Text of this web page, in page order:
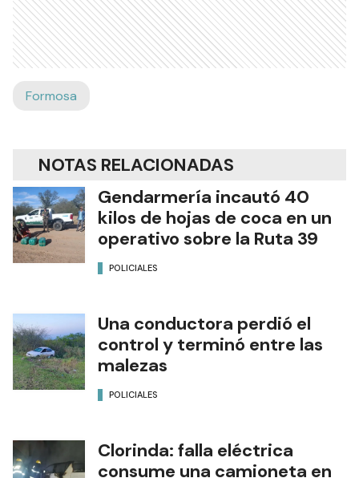
Formosa
NOTAS RELACIONADAS
Gendarmería incautó 40
kilos de hojas de coca en un
operativo sobre la Ruta 39
POLICIALES
Una conductora perdió el
control y terminó entre las
malezas
POLICIALES
Clorinda: falla eléctrica
consume una camioneta en